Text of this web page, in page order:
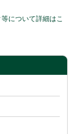
について詳細はこ